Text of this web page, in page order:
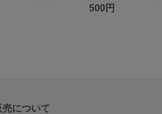
500円
売について